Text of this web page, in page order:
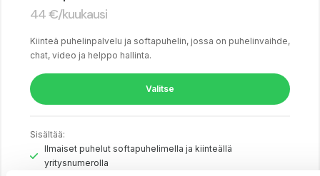
44€/kuukausi
Kiinteä puhelinpalvelu ja softapuhelin, jossa on puhelinvaihde,
chat, video ja helppo hallinta.
Valitse
Sisältää:
Ilmaiset puhelut softapuhelimella ja kiinteällä
yritysnumerolla